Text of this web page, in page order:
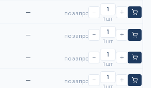
— по запросу−
1 шт
+
— по запросу−
1 шт
+
— по запросу−
1 шт
+
— по запросу−
1 шт
+